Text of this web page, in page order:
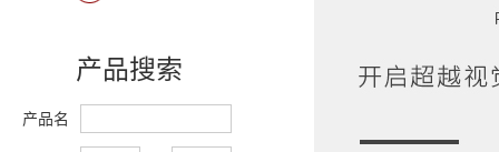
产品搜索
产品名